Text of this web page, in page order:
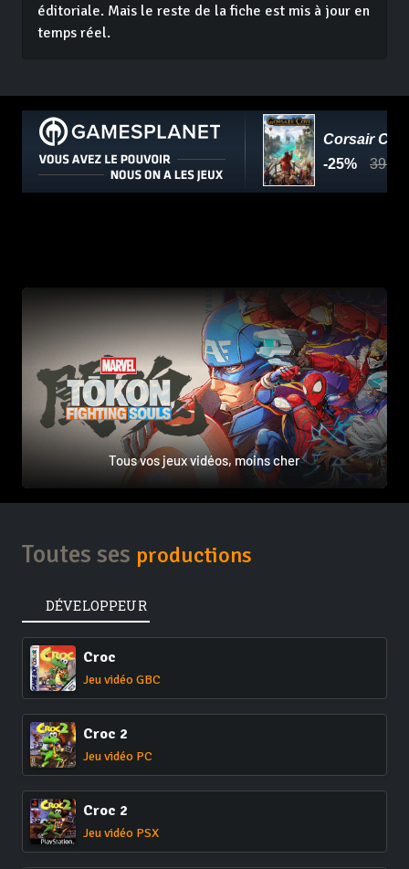
éditoriale. Mais le reste de la fiche est mis à jour en
temps réel.
Tous vos jeux vidéos, moins cher
Toutes ses productions
DÉVELOPPEUR
Croc
Jeu vidéo GBC
Croc 2
Jeu vidéo PC
Croc 2
Jeu vidéo PSX